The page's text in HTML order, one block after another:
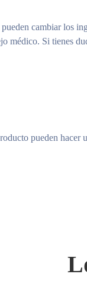
cambiar los
médico. Si tienes
pueden hacer